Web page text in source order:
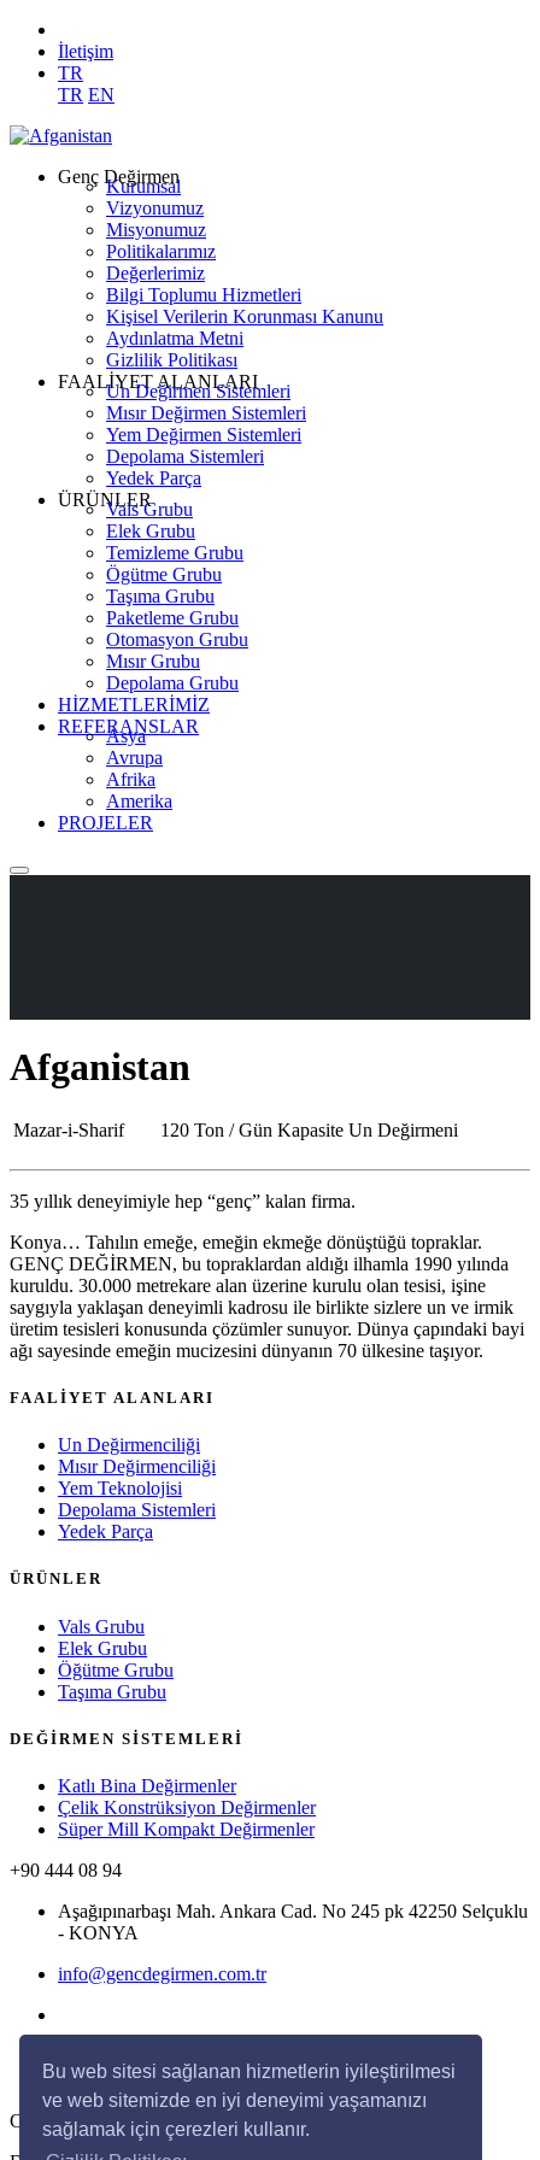
Bu web sitesi sağlanan hizmetlerin iyileştirilmesi
ve web sitemizde en iyi deneyimi yaşamanızı
sağlamak için çerezleri kullanır.
İletişim
TR
TR EN
Genç Değirmen
Kurumsal
Vizyonumuz
Misyonumuz
Politikalarımız
Değerlerimiz
Bilgi Toplumu Hizmetleri
Kişisel Verilerin Korunması Kanunu
Aydınlatma Metni
Gizlilik Politikası
FAALİYET ALANLARI
Un Değirmen Sistemleri
Mısır Değirmen Sistemleri
Yem Değirmen Sistemleri
Depolama Sistemleri
Yedek Parça
ÜRÜNLER
Vals Grubu
Elek Grubu
Temizleme Grubu
Ögütme Grubu
Taşıma Grubu
Paketleme Grubu
Otomasyon Grubu
Mısır Grubu
Depolama Grubu
HİZMETLERİMİZ
REFERANSLAR
Asya
Avrupa
Afrika
Amerika
PROJELER
Afganistan
Mazar-i-Sharif 120 Ton / Gün Kapasite Un Değirmeni
35 yıllık deneyimiyle hep “genç” kalan firma.
Konya… Tahılın emeğe, emeğin ekmeğe dönüştüğü topraklar.
GENÇ DEĞİRMEN, bu topraklardan aldığı ilhamla 1990 yılında
kuruldu. 30.000 metrekare alan üzerine kurulu olan tesisi, işine
saygıyla yaklaşan deneyimli kadrosu ile birlikte sizlere un ve irmik
üretim tesisleri konusunda çözümler sunuyor. Dünya çapındaki bayi
ağı sayesinde emeğin mucizesini dünyanın 70 ülkesine taşıyor.
FAALİYET ALANLARI
Un Değirmenciliği
Mısır Değirmenciliği
Yem Teknolojisi
Depolama Sistemleri
Yedek Parça
ÜRÜNLER
Vals Grubu
Elek Grubu
Öğütme Grubu
Taşıma Grubu
DEĞİRMEN SİSTEMLERİ
Katlı Bina Değirmenler
Çelik Konstrüksiyon Değirmenler
Süper Mill Kompakt Değirmenler
+90 444 08 94
Aşağıpınarbaşı Mah. Ankara Cad. No 245 pk 42250 Selçuklu
- KONYA
info@gencdegirmen.com.tr
Copyright © 2020 Genç Değirmen Tüm hakları saklıdır.